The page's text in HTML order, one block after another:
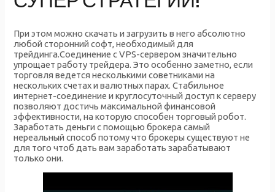
При этом можно скачать и загрузить в него абсолютно
любой сторонний софт, необходимый для
трейдинга.Соединение с VPS-сервером значительно
упрощает работу трейдера. Это особенно заметно, если
торговля ведется несколькими советниками на
нескольких счетах и валютных парах. Стабильное
интернет-соединение и круглосуточный доступ к серверу
позволяют достичь максимальной финансовой
эффективности, на которую способен торговый робот.
Заработать деньги с помощью брокера самый
нереальный способ потому что брокеры существуют не
для того чтоб дать вам заработать зарабатывают
только они.